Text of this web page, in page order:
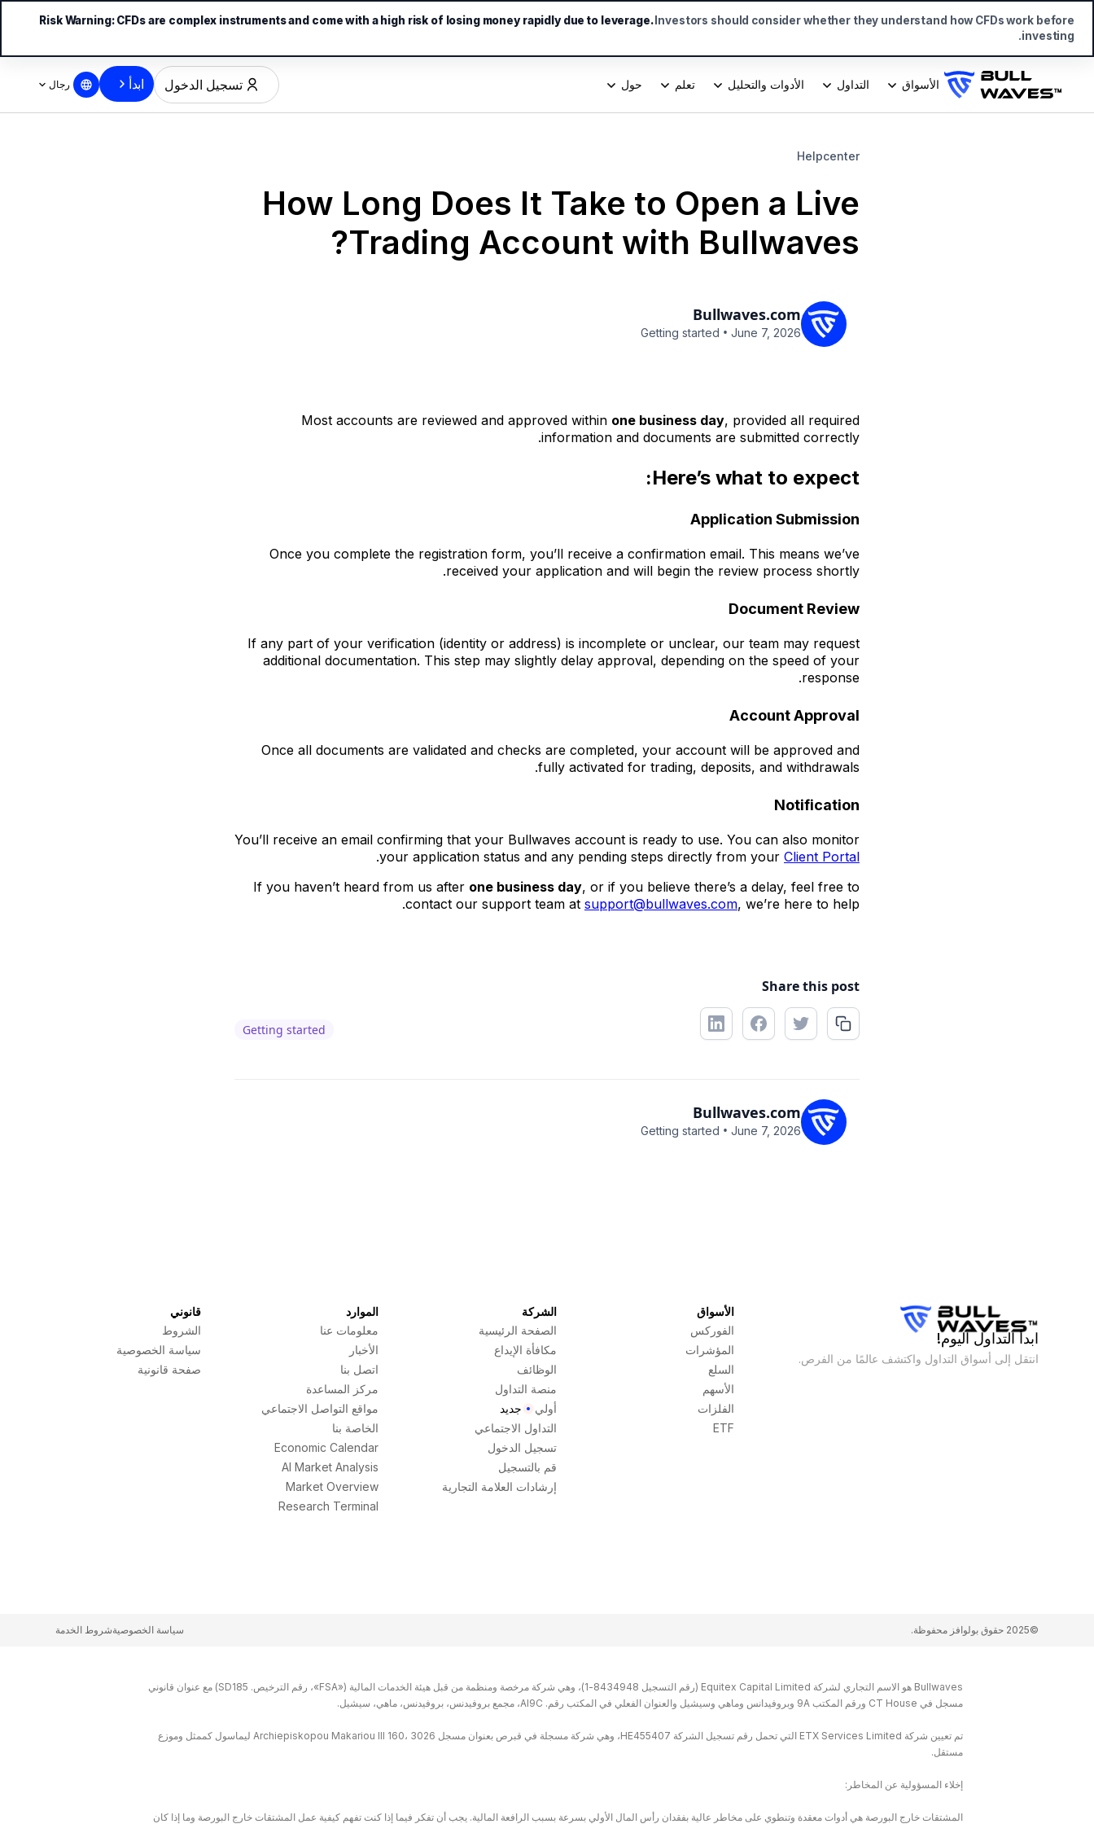
الأسواق التداول الأدوات والتحليل تعلم حول تسجيل الدخول ابدأ رجال
Helpcenter
How Long Does It Take to Open a Live
Trading Account with Bullwaves?
Bullwaves.com
June 7, 2026
•
Getting started
Most accounts are reviewed and approved within one business day, provided all required
information and documents are submitted correctly.
Here’s what to expect:
Application Submission
Once you complete the registration form, you’ll receive a confirmation email. This means we’ve
received your application and will begin the review process shortly.
Document Review
If any part of your verification (identity or address) is incomplete or unclear, our team may request
additional documentation. This step may slightly delay approval, depending on the speed of your
response.
Account Approval
Once all documents are validated and checks are completed, your account will be approved and
fully activated for trading, deposits, and withdrawals.
Notification
You’ll receive an email confirming that your Bullwaves account is ready to use. You can also monitor
your application status and any pending steps directly from your Client Portal
.
If you haven’t heard from us after one business day, or if you believe there’s a delay, feel free to
contact our support team at support@bullwaves.com, we’re here to help.
Share this post
Getting started
Bullwaves.com
June 7, 2026
•
Getting started
ابدأ التداول اليوم!
انتقل إلى أسواق التداول واكتشف عالمًا من الفرص.
الأسواق
الفوركس
المؤشرات
السلع
الأسهم
الفلزات
ETF
الشركة
الصفحة الرئيسية
مكافأة الإيداع
الوظائف
منصة التداول
أولي
جديد
التداول الاجتماعي
تسجيل الدخول
قم بالتسجيل
إرشادات العلامة التجارية
الموارد
معلومات عنا
الأخبار
اتصل بنا
مركز المساعدة
مواقع التواصل الاجتماعي
الخاصة بنا
Economic Calendar
AI Market Analysis
Market Overview
Research Terminal
قانوني
الشروط
سياسة الخصوصية
صفحة قانونية
©2025 حقوق بولوافز محفوظة. سياسة الخصوصيةشروط الخدمة
Bullwaves هو الاسم التجاري لشركة Equitex Capital Limited (رقم التسجيل 8434948-1)، وهي شركة مرخصة ومنظمة من قبل هيئة الخدمات المالية («FSA»، رقم الترخيص. SD185) مع عنوان قانوني
مسجل في CT House ورقم المكتب 9A وبروفيدانس وماهي وسيشيل والعنوان الفعلي في المكتب رقم. Al9C، مجمع بروفيدنس، بروفيدنس، ماهي، سيشيل.
تم تعيين شركة ETX Services Limited التي تحمل رقم تسجيل الشركة HE455407، وهي شركة مسجلة في قبرص بعنوان مسجل Archiepiskopou Makariou lll 160، 3026 ليماسول كممثل وموزع
مستقل.
إخلاء المسؤولية عن المخاطر:
المشتقات خارج البورصة هي أدوات معقدة وتنطوي على مخاطر عالية بفقدان رأس المال الأولي بسرعة بسبب الرافعة المالية. يجب أن تفكر فيما إذا كنت تفهم كيفية عمل المشتقات خارج البورصة وما إذا كان
Risk Warning: CFDs are complex instruments and come with a high risk of losing money rapidly due to leverage. Investors should consider whether they understand how CFDs work before
investing.